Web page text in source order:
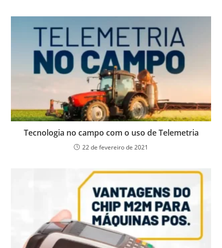
Tecnologia no campo com o uso de Telemetria
22 de fevereiro de 2021